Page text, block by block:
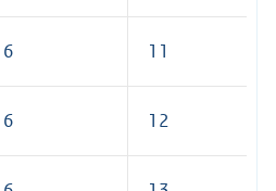
6 11
6 12